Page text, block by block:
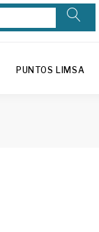
PUNTOS LIMSA